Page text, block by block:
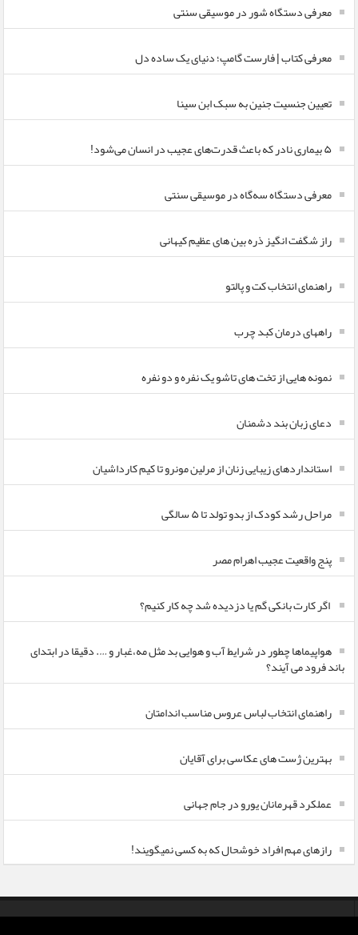
معرفی دستگاه شور در موسیقی سنتی
معرفی کتاب | فارست گامپ؛ دنیای یک ساده دل
تعیین جنسیت جنین به سبک ابن سینا
۵ بیماری نادر که باعث قدرت‌های عجیب در انسان می‌شود!
معرفی دستگاه سه‌گاه در موسیقی سنتی
راز شگفت انگیز ذره بین های عظیم کیهانی
راهنمای انتخاب کت و پالتو
راههای درمان کبد چرب
نمونه هایی از تخت های تاشو یک نفره و دو نفره
دعای زبان بند دشمنان
استانداردهای زیبایی زنان از مرلین مونرو تا کیم کارداشیان
مراحل رشد کودک از بدو تولد تا ۵ سالگی
پنج واقعیت عجیب اهرام مصر
اگر کارت بانکی گم یا دزدیده شد چه کار کنیم؟
هواپیماها چطور در شرایط آب و هوایی بد مثل مه،غبار و …. دقیقا در ابتدای
باند فرود می آیند؟
راهنمای انتخاب لباس عروس مناسب اندامتان
بهترین ژست های عکاسی برای آقایان
عملکرد قهرمانان یورو در جام جهانی
رازهای مهم افراد خوشحال که به کسی نمیگویند!